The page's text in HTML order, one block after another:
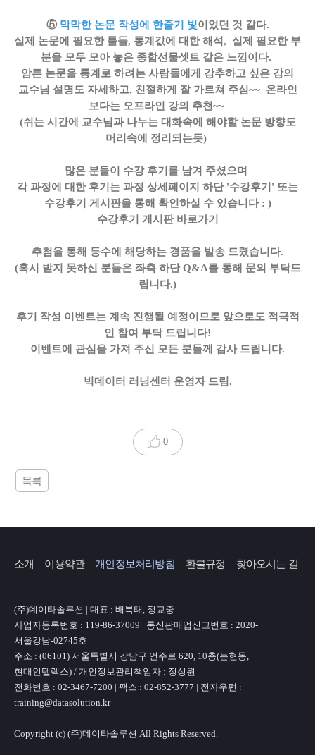
⑤ 막막한 논문 작성에 한줄기 빛이었던 것 같다.
실제 논문에 필요한 툴들, 통계값에 대한 해석, 실제 필요한 부
분을 모두 모아 놓은 종합선물셋트 같은 느낌이다.
암튼 논문을 통계로 하려는 사람들에게 강추하고 싶은 강의
교수님 설명도 자세하고, 친절하게 잘 가르쳐 주심~~ 온라인
보다는 오프라인 강의 추천~~
(쉬는 시간에 교수님과 나누는 대화속에 해야할 논문 방향도
머리속에 정리되는듯)
많은 분들이 수강 후기를 남겨 주셨으며
각 과정에 대한 후기는 과정 상세페이지 하단 '수강후기' 또는
수강후기 게시판을 통해 확인하실 수 있습니다 : )
수강후기 게시판 바로가기
추첨을 통해 등수에 해당하는 경품을 발송 드렸습니다.
(혹시 받지 못하신 분들은 좌측 하단 Q&A를 통해 문의 부탁드
립니다.)
후기 작성 이벤트는 계속 진행될 예정이므로 앞으로도 적극적
인 참여 부탁 드립니다!
이벤트에 관심을 가져 주신 모든 분들께 감사 드립니다.
빅데이터 러닝센터 운영자 드림.
0
목록
소개 이용약관 개인정보처리방침 환불규정 찾아오시는 길
(주)데이타솔루션 | 대표 : 배복태, 정교중
사업자등록번호 : 119-86-37009 | 통신판매업신고번호 : 2020-
서울강남-02745호
주소 : (06101) 서울특별시 강남구 언주로 620, 10층(논현동,
현대인텔렉스) / 개인정보관리책임자 : 정성원
전화번호 : 02-3467-7200 | 팩스 : 02-852-3777 | 전자우편 :
training@datasolution.kr
Copyright (c) (주)데이타솔루션 All Rights Reserved.